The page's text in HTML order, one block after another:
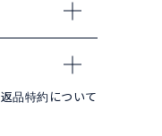
返品特約について